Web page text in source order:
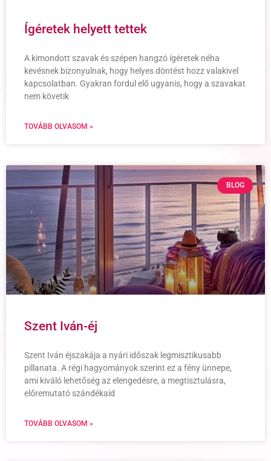
Ígéretek helyett tettek
A kimondott szavak és szépen hangzó ígéretek néha
kevésnek bizonyulnak, hogy helyes döntést hozz valakivel
kapcsolatban. Gyakran fordul elő ugyanis, hogy a szavakat
nem követik
TOVÁBB OLVASOM »
BLOG
Szent Iván-éj
Szent Iván éjszakája a nyári időszak legmisztikusabb
pillanata. A régi hagyományok szerint ez a fény ünnepe,
ami kiváló lehetőség az elengedésre, a megtisztulásra,
előremutató szándékaid
TOVÁBB OLVASOM »